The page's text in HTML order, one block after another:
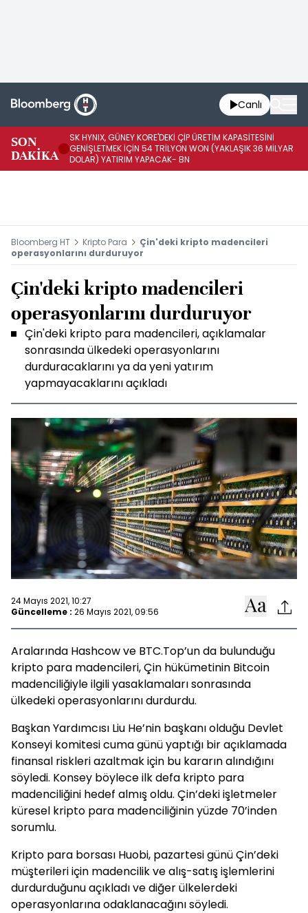
Canlı
SON
DAKİKA
SK HYNIX, GÜNEY KORE'DEKİ ÇİP ÜRETİM KAPASİTESİNİ
GENİŞLETMEK İÇİN 54 TRİLYON WON (YAKLAŞIK 36 MİLYAR
DOLAR) YATIRIM YAPACAK- BN
Bloomberg HT Kripto Para
Çin'deki kripto madencileri
operasyonlarını durduruyor
Çin'deki kripto madencileri
operasyonlarını durduruyor
Çin'deki kripto para madencileri, açıklamalar
sonrasında ülkedeki operasyonlarını
durduracaklarını ya da yeni yatırım
yapmayacaklarını açıkladı
24 Mayıs 2021, 10:27
Güncelleme : 26 Mayıs 2021, 09:56
Aralarında Hashcow ve BTC.Top’un da bulunduğu
kripto para madencileri, Çin hükümetinin Bitcoin
madenciliğiyle ilgili yasaklamaları sonrasında
ülkedeki operasyonlarını durdurdu.
Başkan Yardımcısı Liu He’nin başkanı olduğu Devlet
Konseyi komitesi cuma günü yaptığı bir açıklamada
finansal riskleri azaltmak için bu kararın alındığını
söyledi. Konsey böylece ilk defa kripto para
madenciliğini hedef almış oldu. Çin’deki işletmeler
küresel kripto para madenciliğinin yüzde 70’inden
sorumlu.
Kripto para borsası Huobi, pazartesi günü Çin’deki
müşterileri için madencilik ve alış-satış işlemlerini
durdurduğunu açıkladı ve diğer ülkelerdeki
operasyonlarına odaklanacağını söyledi.